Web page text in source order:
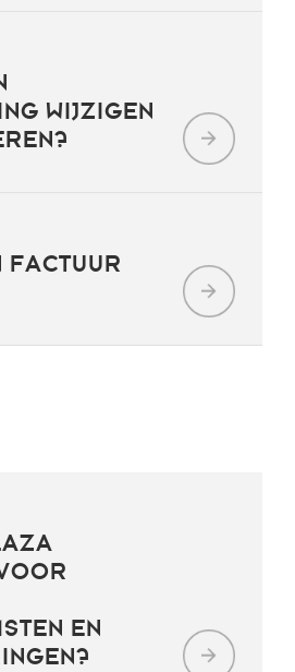
WIJZIGEN
EN